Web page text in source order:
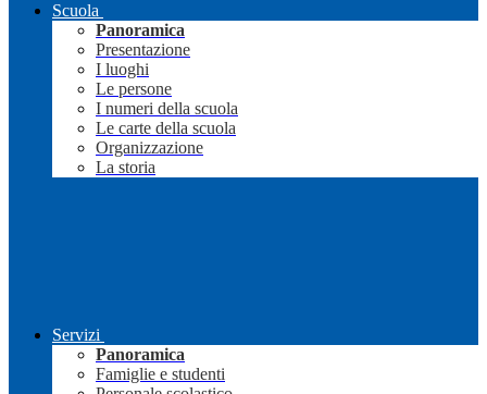
Scuola
Panoramica
Presentazione
I luoghi
Le persone
I numeri della scuola
Le carte della scuola
Organizzazione
La storia
Servizi
Panoramica
Famiglie e studenti